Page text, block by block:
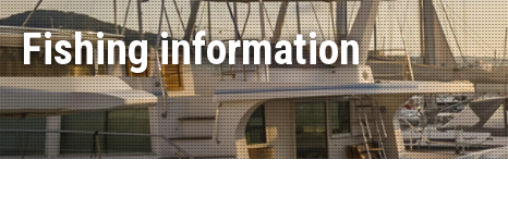
Fishing information